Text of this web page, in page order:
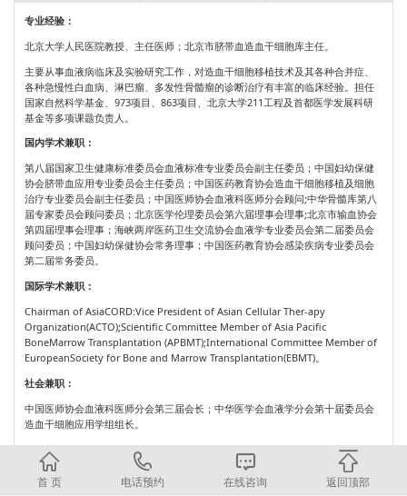
专业经验：
北京大学人民医院教授、主任医师；北京市脐带血造血干细胞库主任。
主要从事血液病临床及实验研究工作，对造血干细胞移植技术及其各种合并症、
各种急慢性白血病、淋巴瘤、多发性骨髓瘤的诊断治疗有丰富的临床经验。担任
国家自然科学基金、973项目、863项目、北京大学211工程及首都医学发展科研
基金等多项课题负责人。
国内学术兼职：
第八届国家卫生健康标准委员会血液标准专业委员会副主任委员；中国妇幼保健
协会脐带血应用专业委员会主任委员；中国医药教育协会造血干细胞移植及细胞
治疗专业委员会副主任委员；中国医师协会血液科医师分会顾问;中华骨髓库第八
届专家委员会顾问委员；北京医学伦理委员会第六届理事会理事;北京市输血协会
第四届理事会理事；海峡两岸医药卫生交流协会血液学专业委员会第二届委员会
顾问委员；中国妇幼保健协会常务理事；中国医药教育协会感染疾病专业委员会
第二届常务委员。
国际学术兼职：
Chairman of AsiaCORD:Vice President of Asian Cellular Ther-apy
Organization(ACTO);Scientific Committee Member of Asia Pacific
BoneMarrow Transplantation (APBMT);International Committee Member of
EuropeanSociety for Bone and Marrow Transplantation(EBMT)。
社会兼职：
中国医师协会血液科医师分会第三届会长；中华医学会血液学分会第十届委员会
造血干细胞应用学组组长。
首 页 电话预约 在线咨询 返回顶部